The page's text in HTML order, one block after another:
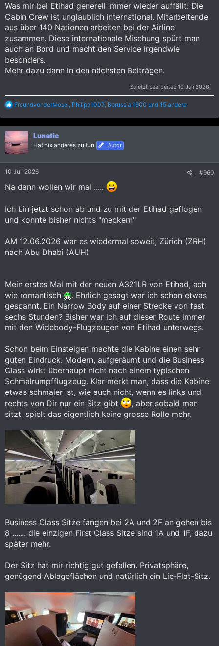
Was mir bei Etihad generell immer wieder auffällt: Die
Cabin Crew ist unglaublich international. Mitarbeitende
aus über 140 Nationen arbeiten bei der Airline
zusammen. Diese internationale Mischung spürt man
auch an Bord und macht den Service irgendwie
besonders.
Mehr dazu dann in den nächsten Beiträgen.
Zuletzt bearbeitet: 10 Juli 2026
R
a
k
i
o
n
FreundvonderMosel, Philipp1007, Borussia 1900 und 15 andere
Lunatic
Hat nix anderes zu tun Autor
10 Juli 2026 #960
Na dann wollen wir mal .....
Ich bin jetzt schon ab und zu mit der Etihad geflogen
und konnte bisher nichts "meckern"
AM 12.06.2026 war es wiedermal soweit, Zürich (ZRH)
nach Abu Dhabi (AUH)
Mein erstes Mal mit der neuen A321LR von Etihad, ach
wie romantisch
. Ehrlich gesagt war ich schon etwas
gespannt. Ein Narrow Body auf einer Strecke von fast
sechs Stunden? Bisher war ich auf dieser Route immer
mit den Widebody-Flugzeugen von Etihad unterwegs.
Schon beim Einsteigen machte die Kabine einen sehr
guten Eindruck. Modern, aufgeräumt und die Business
Class wirkt überhaupt nicht nach einem typischen
Schmalrumpfflugzeug. Klar merkt man, dass die Kabine
etwas schmaler ist, wie auch nicht, wenn es links und
rechts von Dir nur ein Sitz gibt
, aber sobald man
sitzt, spielt das eigentlich keine grosse Rolle mehr.
Business Class Sitze fangen bei 2A und 2F an gehen bis
8 ....... die einzigen First Class Sitze sind 1A und 1F, dazu
später mehr.
Der Sitz hat mir richtig gut gefallen. Privatsphäre,
genügend Ablageflächen und natürlich ein Lie-Flat-Sitz.